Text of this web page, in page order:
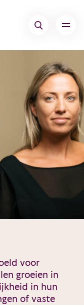
voor
groeien in
in hun
of vaste